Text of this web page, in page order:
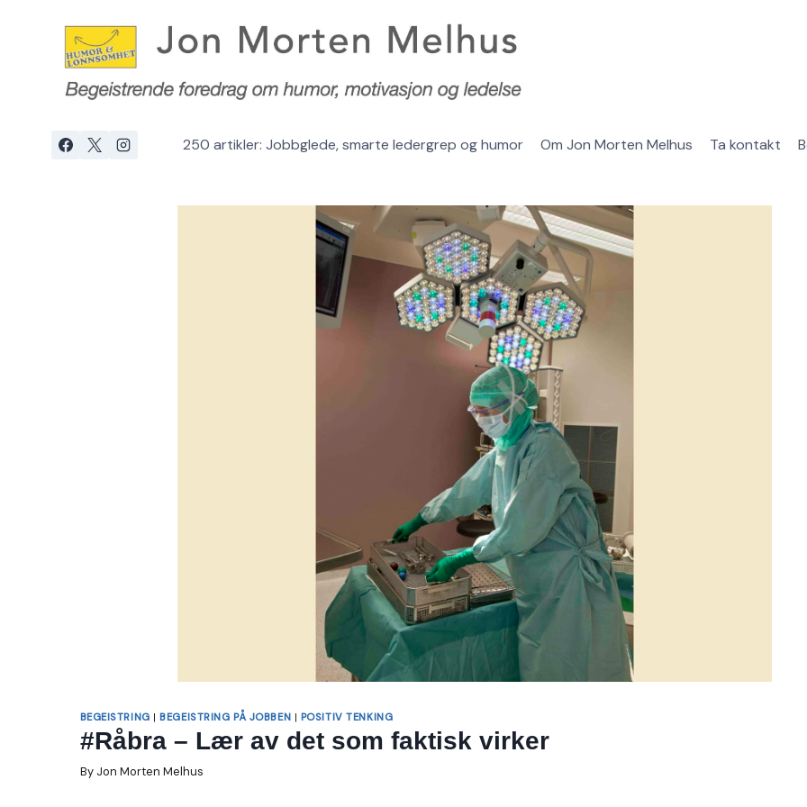
250 artikler: Jobbglede, smarte ledergrep og humor Om Jon Morten Melhus Ta kontakt
BEGEISTRING | BEGEISTRING PÅ JOBBEN | POSITIV TENKING
#Råbra – Lær av det som faktisk virker
By Jon Morten Melhus